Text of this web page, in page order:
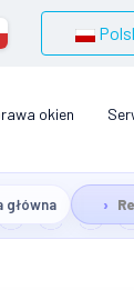
Wybierz swój
okien
główna